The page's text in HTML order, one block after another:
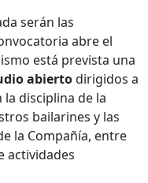
serán las
abre el
está prevista una
abiertodirigidos a
disciplina de la
bailarines y las
la Compañía, entre
actividades